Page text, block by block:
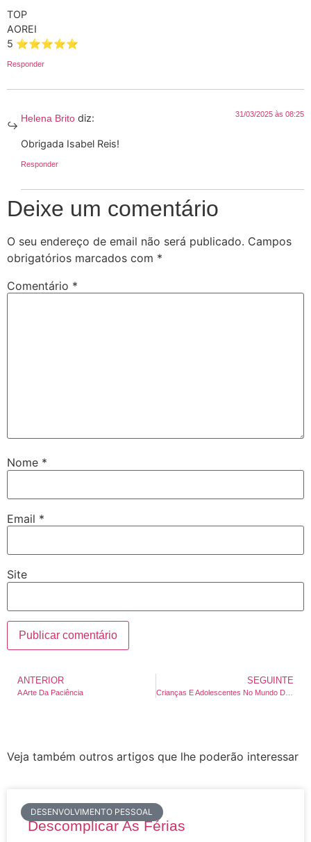
TOP
AOREI
5 ⭐️⭐️⭐️⭐️⭐️
Responder
Helena Brito diz: 31/03/2025 às 08:25
Obrigada Isabel Reis!
Responder
Deixe um comentário
O seu endereço de email não será publicado. Campos
obrigatórios marcados com *
Comentário *
Nome *
Email *
Site
ANTERIOR
A Arte Da Paciência
SEGUINTE
Crianças E Adolescentes No Mundo Digital
Veja também outros artigos que lhe poderão interessar
DESENVOLVIMENTO PESSOAL
Descomplicar As Férias